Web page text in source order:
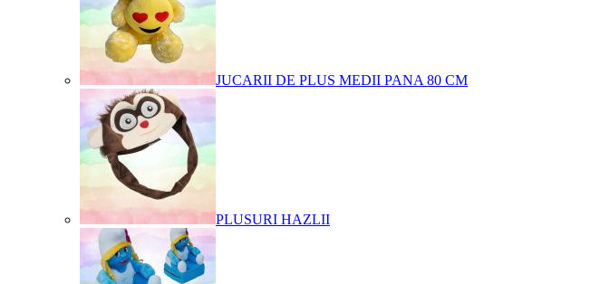
JUCARII DE PLUS MEDII PANA 80 CM
PLUSURI HAZLII